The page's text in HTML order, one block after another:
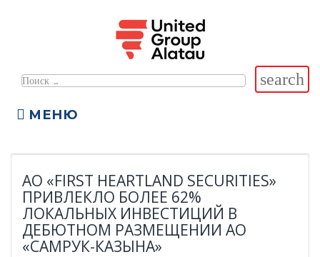
МЕНЮ
search
АО «FIRST HEARTLAND SECURITIES»
ПРИВЛЕКЛО БОЛЕЕ 62%
ЛОКАЛЬНЫХ ИНВЕСТИЦИЙ В
ДЕБЮТНОМ РАЗМЕЩЕНИИ АО
«САМРУК-КАЗЫНА»